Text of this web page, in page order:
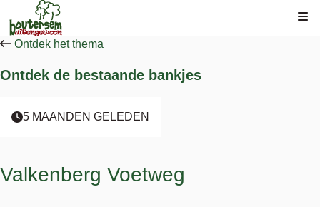
Ontdek het thema
Ontdek de bestaande bankjes
5 MAANDEN GELEDEN
Valkenberg Voetweg